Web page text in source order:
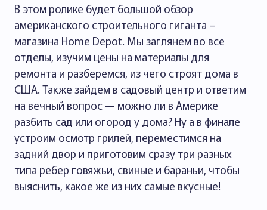
В этом ролике будет большой обзор
американского строительного гиганта –
магазина Home Depot. Мы заглянем во все
отделы, изучим цены на материалы для
ремонта и разберемся, из чего строят дома в
США. Также зайдем в садовый центр и ответим
на вечный вопрос — можно ли в Америке
разбить сад или огород у дома? Ну а в финале
устроим осмотр грилей, переместимся на
задний двор и приготовим сразу три разных
типа ребер говяжьи, свиные и бараньи, чтобы
выяснить, какое же из них самые вкусные!